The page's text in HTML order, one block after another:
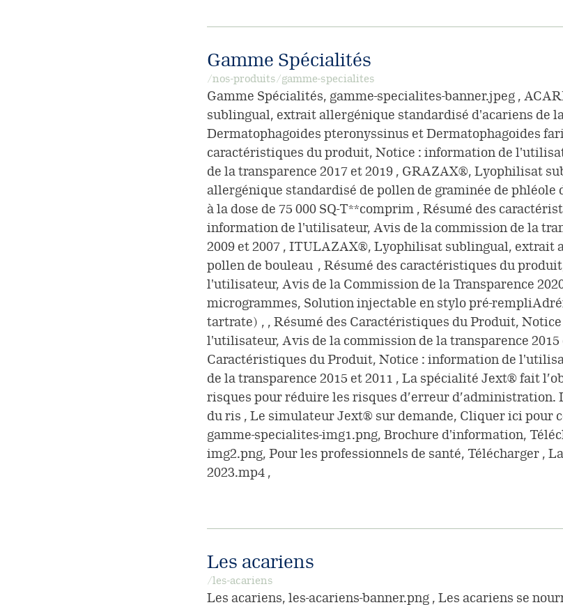
Gamme Spécialités
/nos-produits/gamme-specialites
Gamme Spécialités, gamme-specialites-banner.jpeg ,
sublingual, extrait allergénique standardisé d'acariens de
Dermatophagoides pteronyssinus et Dermatophagoides
caractéristiques du produit, Notice : information de
de la transparence 2017 et 2019 , GRAZAX®, Lyophilisat
allergénique standardisé de pollen de graminée de phléole
à la dose de 75 000 SQ-T**comprim , Résumé des
information de l'utilisateur, Avis de la commission de la
2009 et 2007 , ITULAZAX®, Lyophilisat sublingual, extrait
pollen de bouleau , Résumé des caractéristiques du
l'utilisateur, Avis de la Commission de la Transparence
microgrammes, Solution injectable en stylo pré-
tartrate) , , Résumé des Caractéristiques du Produit,
l'utilisateur, Avis de la commission de la transparence 2015
Caractéristiques du Produit, Notice : information de
de la transparence 2015 et 2011 , La spécialité Jext® fait
risques pour réduire les risques d’erreur d’administration.
du ris , Le simulateur Jext® sur demande, Cliquer ici pour
gamme-specialites-img1.png, Brochure d'information,
img2.png, Pour les professionnels de santé, Télécharger ,
2023.mp4 ,
Les acariens
/les-acariens
Les acariens, les-acariens-banner.png , Les acariens se